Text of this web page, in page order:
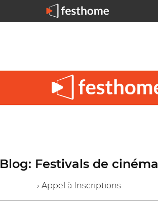
Blog: Festivals de cinéma
› Appel à Inscriptions